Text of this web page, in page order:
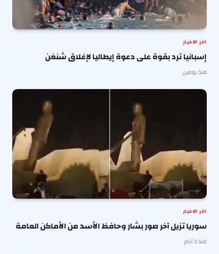
اخر الاخبار
إسبانيا ترد بقوة على دعوة إيطاليا لإغلاق شنغن
منذ يومين
اخر الاخبار
سوريا تزيل آخر صور بشار وحافظ الأسد من الأماكن العامة
منذ 3 أيام